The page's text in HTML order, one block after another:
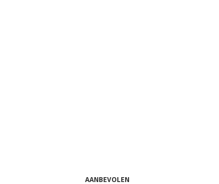
AANBEVOLEN